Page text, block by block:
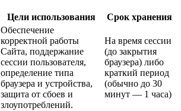
Цели использования Срок хранения
Обеспечение
корректной работы
Сайта, поддержание
сессии пользователя,
определение типа
браузера и устройства,
защита от сбоев и
злоупотреблений.
На время сессии
(до закрытия
браузера) либо
краткий период
(обычно до 30
минут — 1 часа)